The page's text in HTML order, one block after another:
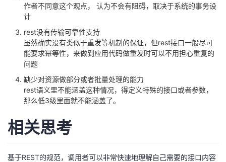
作者不同意这个观点， 认为不会有阻碍，取决于系统的事务设
计
rest没有传输可靠性支持
虽然确实没有类似于重发等机制的保证，但rest接口一般尽可
能要求幂等性，来做到应用代码做重发时可以不用担心重复的
问题
缺少对资源做部分或者批量处理的能力
rest语义里不能涵盖这种情况，得定义特殊的接口或者参数，
那么低3级里面就不能涵盖了。
相关思考
基于REST的规范，调用者可以非常快速地理解自己需要的接口内容